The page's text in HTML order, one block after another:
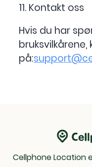
11. Kontakt oss
Hvis du har
på:
Cellphone Location